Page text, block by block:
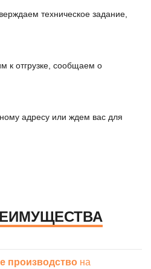
техническое задание,
к отгрузке, сообщаем о
адресу или ждем вас для
производство на